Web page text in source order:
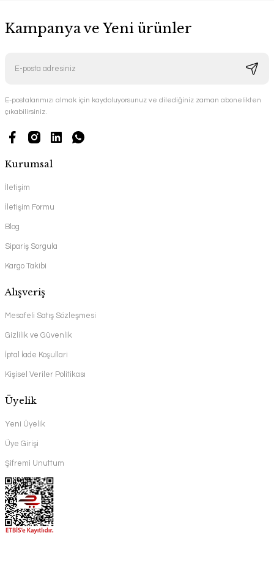
Kampanya ve Yeni ürünler
E-postalarımızı almak için kaydoluyorsunuz ve dilediğiniz zaman abonelikten
çıkabilirsiniz.
Kurumsal
İletişim
İletişim Formu
Blog
Sipariş Sorgula
Kargo Takibi
Alışveriş
Mesafeli Satış Sözleşmesi
Gizlilik ve Güvenlik
İptal İade Koşullari
Kişisel Veriler Politikası
Üyelik
Yeni Üyelik
Üye Girişi
Şifremi Unuttum